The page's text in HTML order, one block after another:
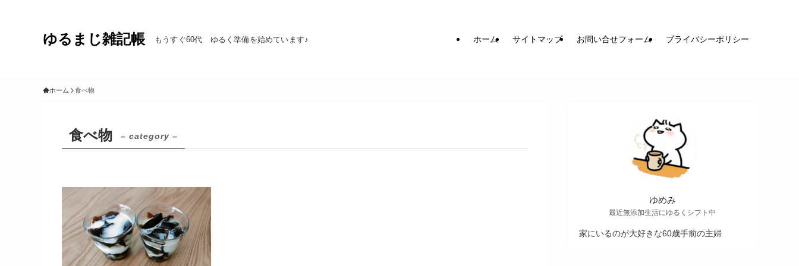
ゆるまじ雑記帳 もうすぐ60代 ゆるく準備を始めています♪ ホーム サイトマップ お問い合せフォーム プライバシーポリシー
ホーム 食べ物
食べ物 – category –
ゆめみ
最近無添加生活にゆるくシフト中
家にいるのが大好きな60歳手前の主婦